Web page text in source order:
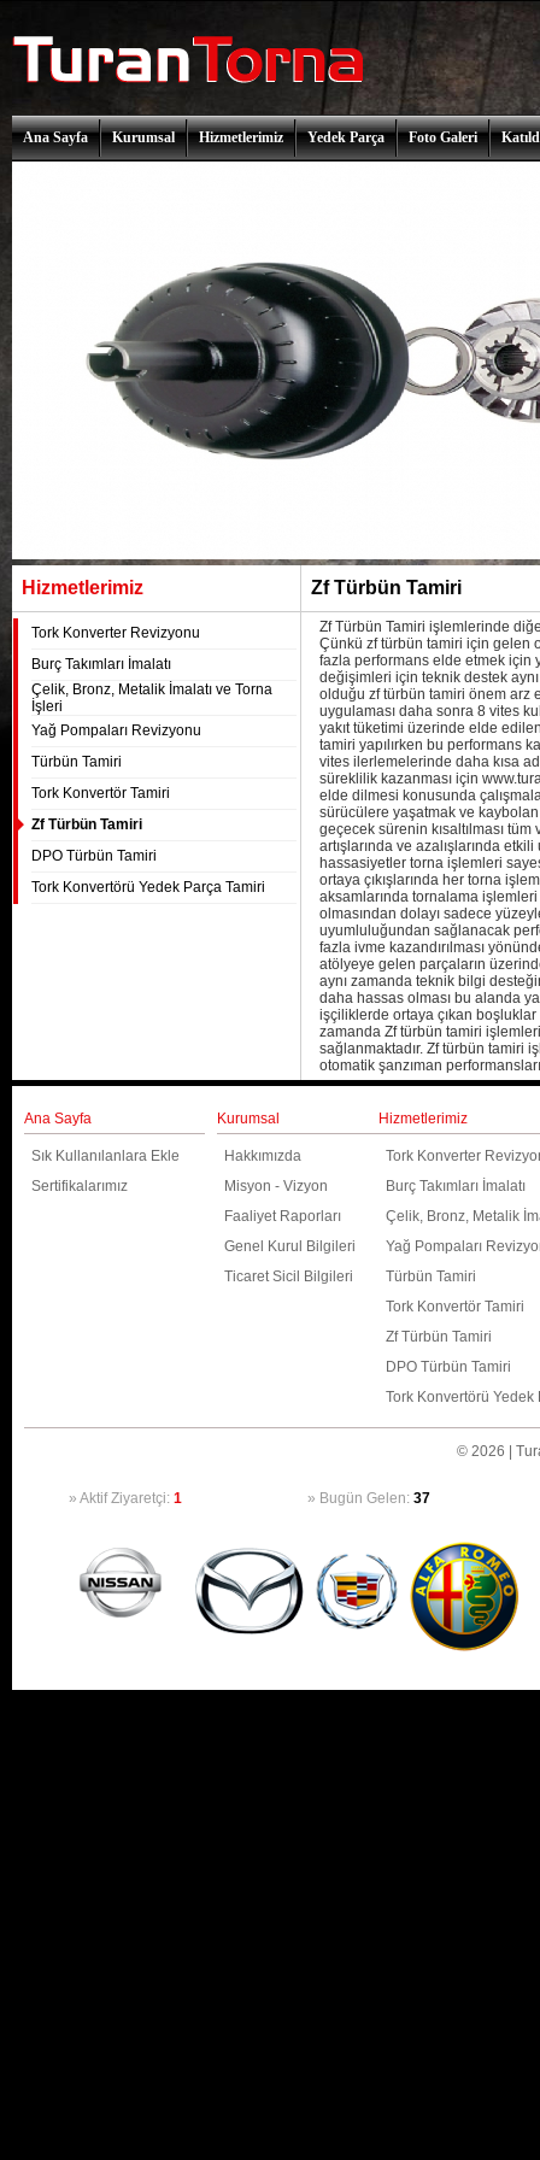
Ana SayfaKurumsalHizmetlerimizYedek ParçaFoto Galeri
Hizmetlerimiz
Tork Konverter Revizyonu
Burç Takımları İmalatı
Çelik, Bronz, Metalik İmalatı ve Torna
İşleri
Yağ Pompaları Revizyonu
Türbün Tamiri
Tork Konvertör Tamiri
Zf Türbün Tamiri
DPO Türbün Tamiri
Tork Konvertörü Yedek Parça Tamiri
Zf Türbün Tamiri
Zf Türbün Tamiri işlemlerinde
Çünkü zf türbün tamiri için gelen
fazla performans elde etmek için
değişimleri için teknik destek aynı
olduğu zf türbün tamiri önem arz
uygulaması daha sonra 8 vites
yakıt tüketimi üzerinde elde
tamiri yapılırken bu performans
vites ilerlemelerinde daha kısa
süreklilik kazanması için
elde dilmesi konusunda
sürücülere yaşatmak ve kaybolan
geçecek sürenin kısaltılması
artışlarında ve azalışlarında
hassasiyetler torna işlemleri
ortaya çıkışlarında her torna
aksamlarında tornalama
olmasından dolayı sadece
uyumluluğundan sağlanacak
fazla ivme kazandırılması
atölyeye gelen parçaların
aynı zamanda teknik bilgi
daha hassas olması bu alanda
işçiliklerde ortaya çıkan boşluklar
zamanda Zf türbün tamiri
sağlanmaktadır. Zf türbün tamiri
otomatik şanzıman
Ana Sayfa
Sık Kullanılanlara Ekle
Sertifikalarımız
Kurumsal
Hakkımızda
Misyon - Vizyon
Faaliyet Raporları
Genel Kurul Bilgileri
Ticaret Sicil Bilgileri
Hizmetlerimiz
Tork Konverter
Burç Takımları İmalatı
Çelik, Bronz, Metalik
Yağ Pompaları
Türbün Tamiri
Tork Konvertör Tamiri
Zf Türbün Tamiri
DPO Türbün Tamiri
Tork Konvertörü Yedek
© 2026 |
» Aktif Ziyaretçi: 1 » Bugün Gelen: 37